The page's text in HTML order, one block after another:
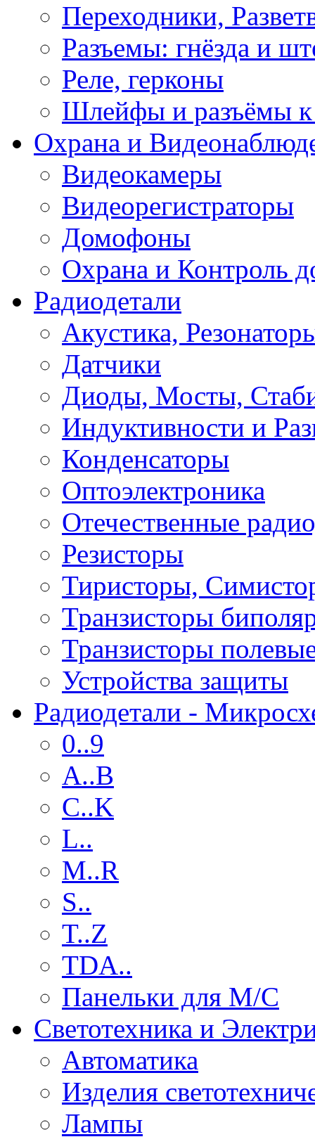
Переходники,
Разъемы: гнёзда и
Реле, герконы
Шлейфы и разъёмы
Охрана и
Видеокамеры
Видеорегистраторы
Домофоны
Охрана и Контроль
Радиодетали
Акустика,
Датчики
Диоды, Мосты,
Индуктивности и
Конденсаторы
Оптоэлектроника
Отечественные
Резисторы
Тиристоры,
Транзисторы
Транзисторы
Устройства защиты
Радиодетали -
0..9
A..B
C..K
L..
M..R
S..
T..Z
TDA..
Панельки для М/С
Светотехника и
Автоматика
Изделия
Лампы